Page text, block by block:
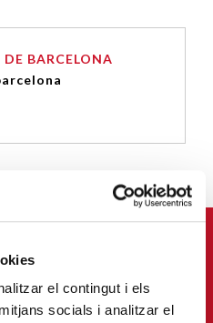
el contingut i els
socials i analitzar el
BARCELONA